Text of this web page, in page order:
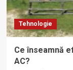
Tehnologie
Ce înseamnă
AC?